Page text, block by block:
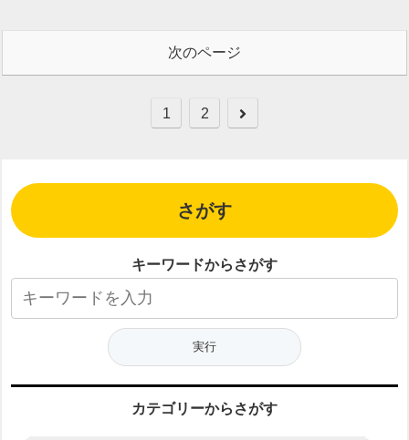
次のページ
1 2
次
さがす
キーワードからさがす
カテゴリーからさがす